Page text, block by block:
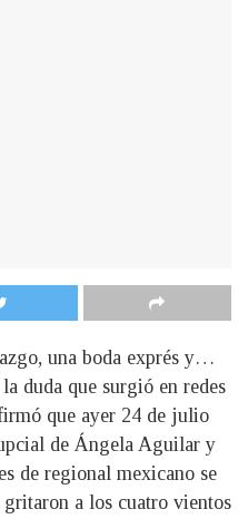
una boda exprés y…
duda que surgió en redes
que ayer 24 de julio
de Ángela Aguilar y
de regional mexicano se
a los cuatro vientos